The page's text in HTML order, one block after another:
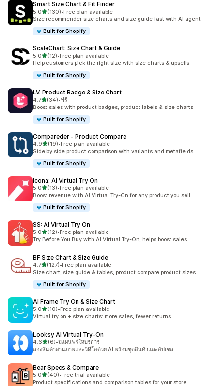
Smart Size Chart & Fit Finder
5.0เต็ม 5 ดาว
(130)
ทั้งหมด 130 รีวิว
•Free plan available
Size recommender size charts and size guide fast with AI agent
Built for Shopify
ScaleChart: Size Chart & Guide
5.0เต็ม 5 ดาว
(12)
ทั้งหมด 12 รีวิว
•Free plan available
Help customers pick the right size with size charts & upsells
Built for Shopify
LV: Product Badge & Size Chart
4.7เต็ม 5 ดาว
(34)
ทั้งหมด 34 รีวิว
•ฟรี
Boost sales with product badges, product labels & size charts
Built for Shopify
Compareder ‑ Product Compare
4.9เต็ม 5 ดาว
(19)
ทั้งหมด 19 รีวิว
•Free plan available
Side by side product comparison with variants and metafields.
Built for Shopify
Icona: AI Virtual Try On
5.0เต็ม 5 ดาว
(13)
ทั้งหมด 13 รีวิว
•Free plan available
Boost revenue with AI Virtual Try-On for any product you sell
Built for Shopify
SS: AI Virtual Try On
5.0เต็ม 5 ดาว
(12)
ทั้งหมด 12 รีวิว
•Free plan available
Try Before You Buy with AI Virtual Try-On, helps boost sales
BF Size Chart & Size Guide
4.7เต็ม 5 ดาว
(127)
ทั้งหมด 127 รีวิว
•Free plan available
Size chart, size guide & tables, product compare product sizes
Built for Shopify
AI Frame Try On & Size Chart
5.0เต็ม 5 ดาว
(10)
ทั้งหมด 10 รีวิว
•Free plan available
Virtual try on + size charts: more sales, fewer returns
Looksy AI Virtual Try‑On
4.6เต็ม 5 ดาว
(6)
ทั้งหมด 6 รีวิว
•มีแผนฟรีให้บริการ
ลองสินค้าผ่านภาพและวิดีโอด้วย AI พร้อมชุดสินค้าและอัปเซล
Bear Specs & Compare
5.0เต็ม 5 ดาว
(40)
ทั้งหมด 40 รีวิว
•Free trial available
Product specifications and comparison tables for your store